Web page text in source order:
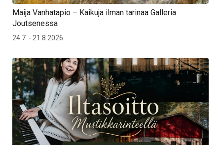
Maija Vanhatapio – Kaikuja ilman tarinaa Galleria
Joutsenessa
24.7. - 21.8.2026